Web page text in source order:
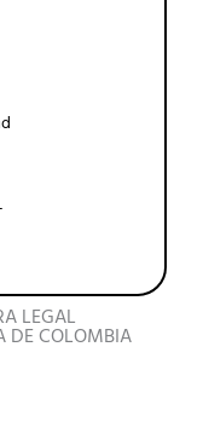
LEGAL
DE COLOMBIA